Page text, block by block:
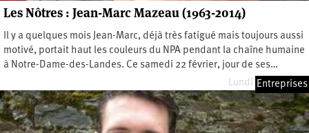
Les Nôtres : Jean-Marc Mazeau (1963-2014)
Il y a quelques mois Jean-Marc, déjà très fatigué mais toujours aussi
motivé, portait haut les couleurs du NPA pendant la chaîne humaine
à Notre-Dame-des-Landes. Ce samedi 22 février, jour de ses…
Lundi 3 mars 2014
Entreprises